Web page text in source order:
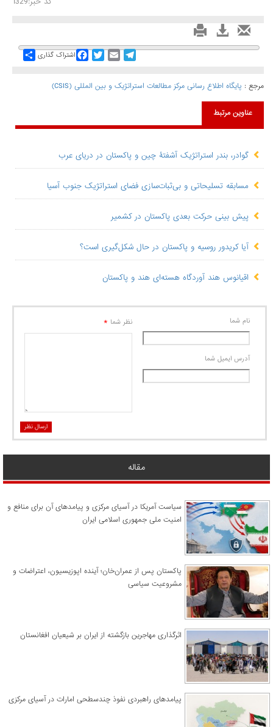
Share اشتراک گذاری
FacebookTwitterEmail
Telegram
مرجع : پايگاه اطلاع رسانی مرکز مطالعات استراتژیک و بین المللی (CSIS)
عناوین مرتبط
گوادر، بندر استراتژیک آشفتۀ چین و پاکستان در دریای عرب
مسابقه تسلیحاتی و بی‌‎ثبات‌سازی فضای استراتژیک جنوب آسیا
پیش بینی حرکت بعدی پاکستان در کشمیر
آیا کریدور روسیه و پاکستان در حال شکل‌گیری است؟
اقیانوس هند آوردگاه هسته‌ای هند و پاکستان
نام شما
آدرس ايميل شما
نظر شما *
ارسال نظر
مقاله
سیاست آمریکا در آسیای مرکزی و پیامدهای آن برای منافع و
امنیت ملی جمهوری اسلامی ایران
پاکستان پس از عمران‌خان؛ آینده اپوزیسیون، اعتراضات و
مشروعیت سیاسی
اثرگذاری مهاجرین بازگشته از ایران بر شیعیان افغانستان
پیامدهای راهبردی نفوذ چندسطحی امارات در آسیای مرکزی